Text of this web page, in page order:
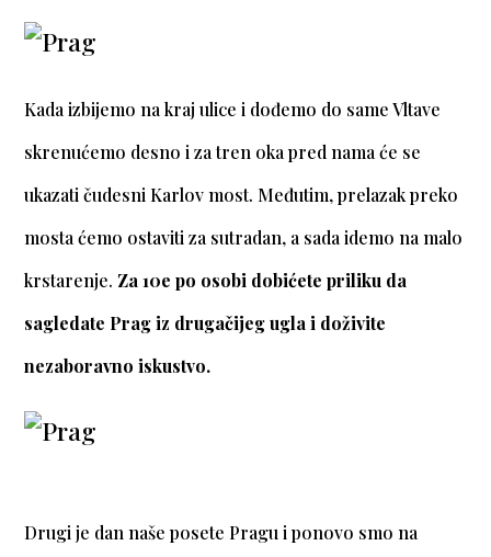
Kada izbijemo na kraj ulice i dođemo do same Vltave
skrenućemo desno i za tren oka pred nama će se
ukazati čudesni Karlov most. Međutim, prelazak preko
mosta ćemo ostaviti za sutradan, a sada idemo na malo
krstarenje. Za 10e po osobi dobićete priliku da
sagledate Prag iz drugačijeg ugla i doživite
nezaboravno iskustvo.
Drugi je dan naše posete Pragu i ponovo smo na